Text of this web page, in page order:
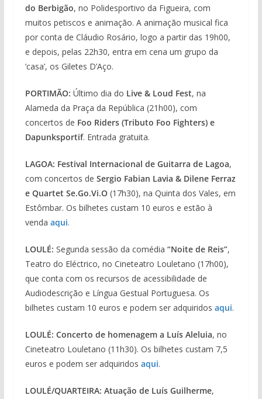
do Berbigão, no Polidesportivo da Figueira, com
muitos petiscos e animação. A animação musical fica
por conta de Cláudio Rosário, logo a partir das 19h00,
e depois, pelas 22h30, entra em cena um grupo da
‘casa’, os Giletes D’Aço.
PORTIMÃO: Último dia do Live & Loud Fest, na
Alameda da Praça da República (21h00), com
concertos de Foo Riders (Tributo Foo Fighters) e
Dapunksportif. Entrada gratuita.
LAGOA: Festival Internacional de Guitarra de Lagoa,
com concertos de Sergio Fabian Lavia & Dilene Ferraz
e Quartet Se.Go.Vi.O(17h30), na Quinta dos Vales, em
Estômbar. Os bilhetes custam 10 euros e estão à
venda aqui.
LOULÉ: Segunda sessão da comédia “Noite de Reis”,
Teatro do Eléctrico, no Cineteatro Louletano (17h00),
que conta com os recursos de acessibilidade de
Audiodescrição e Língua Gestual Portuguesa. Os
bilhetes custam 10 euros e podem ser adquiridos aqui.
LOULÉ: Concerto de homenagem a Luís Aleluia, no
Cineteatro Louletano (11h30). Os bilhetes custam 7,5
euros e podem ser adquiridos aqui.
LOULÉ/QUARTEIRA: Atuação de Luís Guilherme,